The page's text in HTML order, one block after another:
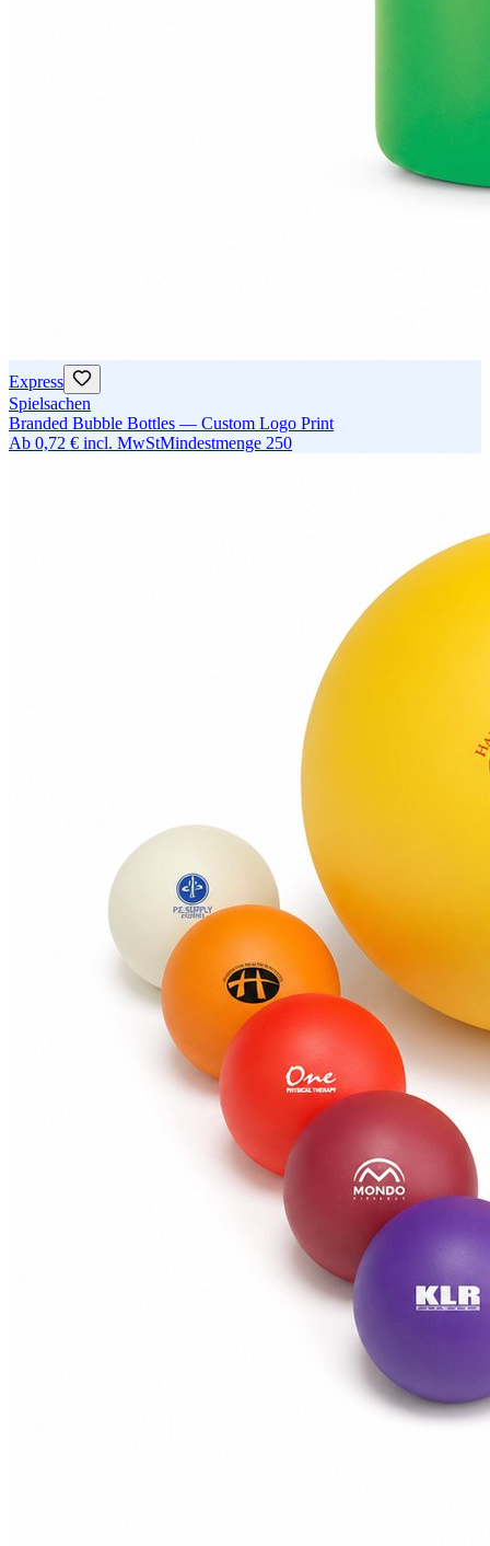
Express
Spielsachen
Branded Bubble Bottles — Custom Logo Print
Ab 0,72 € incl. MwStMindestmenge 250